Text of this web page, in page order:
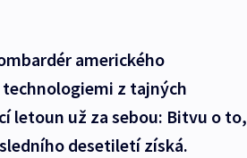
amerického
z tajných
letoun už za sebou: Bitvu o to,
desetiletí získá.